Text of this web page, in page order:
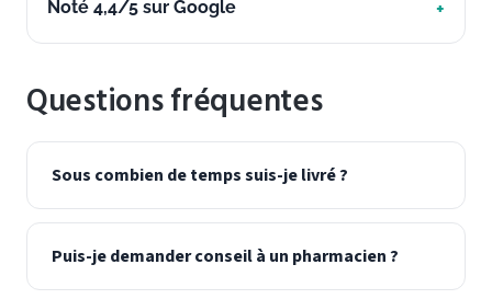
Noté 4,4/5 sur Google
Questions fréquentes
Sous combien de temps suis-je livré ?
Puis-je demander conseil à un pharmacien ?